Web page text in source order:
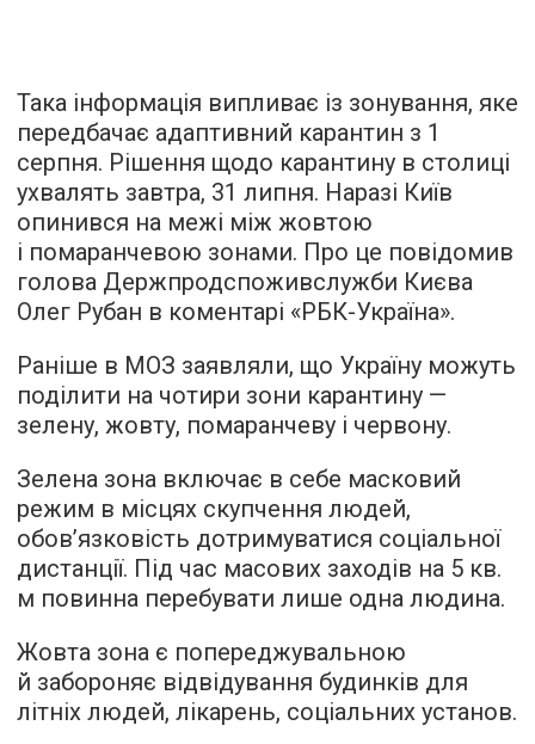
Така інформація випливає із зонування, яке
передбачає адаптивний карантин з 1
серпня. Рішення щодо карантину в столиці
ухвалять завтра, 31 липня. Наразі Київ
опинився на межі між жовтою
і помаранчевою зонами. Про це повідомив
голова Держпродспоживслужби Києва
Олег Рубан в коментарі «РБК-Україна».
Раніше в МОЗ заявляли, що Україну можуть
поділити на чотири зони карантину —
зелену, жовту, помаранчеву і червону.
Зелена зона включає в себе масковий
режим в місцях скупчення людей,
обов’язковість дотримуватися соціальної
дистанції. Під час масових заходів на 5 кв.
м повинна перебувати лише одна людина.
Жовта зона є попереджувальною
й забороняє відвідування будинків для
літніх людей, лікарень, соціальних установ.